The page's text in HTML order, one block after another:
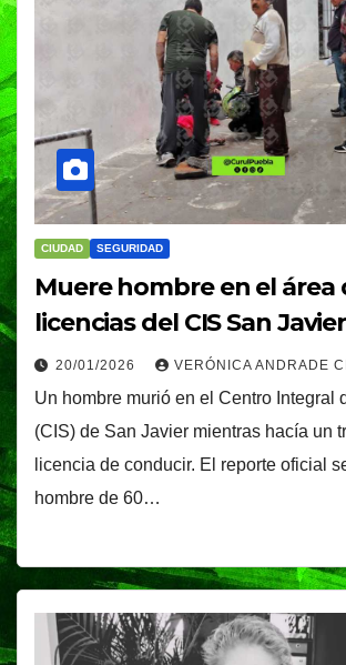
CIUDAD SEGURIDAD
Muere hombre en el área
licencias del CIS San Javier
20/01/2026 VERÓNICA ANDRADE
Un hombre murió en el Centro Integral
(CIS) de San Javier mientras hacía un
licencia de conducir. El reporte oficial
hombre de 60…